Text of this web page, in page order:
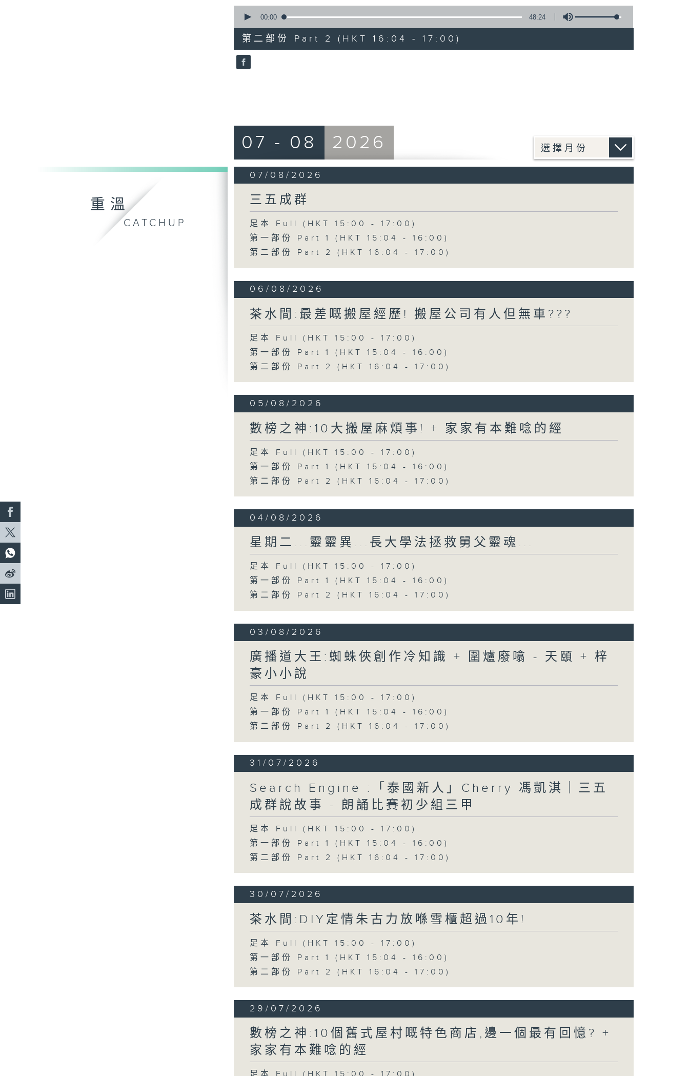
seconds
48
minutes,
24
seconds
90%
00:00 48:24
第二部份 Part 2 (HKT 16:04 - 17:00)
重溫
CATCHUP
07 - 08 2026
07/08/2026
三五成群
足本 Full (HKT 15:00 - 17:00)
第一部份 Part 1 (HKT 15:04 - 16:00)
第二部份 Part 2 (HKT 16:04 - 17:00)
06/08/2026
茶水間:最差嘅搬屋經歷! 搬屋公司有人但無車???
足本 Full (HKT 15:00 - 17:00)
第一部份 Part 1 (HKT 15:04 - 16:00)
第二部份 Part 2 (HKT 16:04 - 17:00)
05/08/2026
數榜之神:10大搬屋麻煩事! + 家家有本難唸的經
足本 Full (HKT 15:00 - 17:00)
第一部份 Part 1 (HKT 15:04 - 16:00)
第二部份 Part 2 (HKT 16:04 - 17:00)
04/08/2026
星期二...靈靈異...長大學法拯救舅父靈魂...
足本 Full (HKT 15:00 - 17:00)
第一部份 Part 1 (HKT 15:04 - 16:00)
第二部份 Part 2 (HKT 16:04 - 17:00)
03/08/2026
廣播道大王:蜘蛛俠創作冷知識 + 圍爐廢噏 - 天頤 + 梓
豪小小說
足本 Full (HKT 15:00 - 17:00)
第一部份 Part 1 (HKT 15:04 - 16:00)
第二部份 Part 2 (HKT 16:04 - 17:00)
31/07/2026
Search Engine :「泰國新人」Cherry 馮凱淇｜三五
成群說故事 - 朗誦比賽初少組三甲
足本 Full (HKT 15:00 - 17:00)
第一部份 Part 1 (HKT 15:04 - 16:00)
第二部份 Part 2 (HKT 16:04 - 17:00)
30/07/2026
茶水間:DIY定情朱古力放喺雪櫃超過10年!
足本 Full (HKT 15:00 - 17:00)
第一部份 Part 1 (HKT 15:04 - 16:00)
第二部份 Part 2 (HKT 16:04 - 17:00)
29/07/2026
數榜之神:10個舊式屋村嘅特色商店,邊一個最有回憶? +
家家有本難唸的經